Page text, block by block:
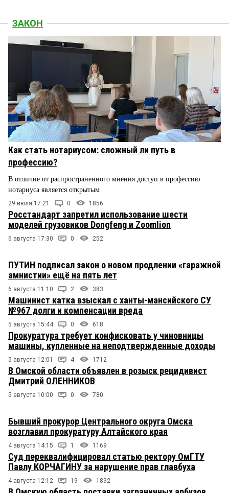
ЗАКОН
Как стать нотариусом: сложный ли путь в
профессию?
В отличие от распространенного мнения доступ в профессию
нотариуса является открытым
29 июля 17:21 0 1856
Росстандарт запретил использование шести
моделей грузовиков Dongfeng и Zoomlion
6 августа 17:30 0 252
ПУТИН подписал закон о новом продлении «гаражной
амнистии» ещё на пять лет
6 августа 11:10 2 383
Машинист катка взыскал с ханты-мансийского СУ
№967 долги и компенсации вреда
5 августа 15:44 0 618
Прокуратура требует конфисковать у чиновницы
машины, купленные на неподтвержденные доходы
5 августа 12:01 4 1712
В Омской области объявлен в розыск рецидивист
Дмитрий ОЛЕННИКОВ
5 августа 10:00 0 780
Бывший прокурор Центрального округа Омска
возглавил прокуратуру Алтайского края
4 августа 14:15 1 1169
Суд переквалифицировал статью ректору ОмГТУ
Павлу КОРЧАГИНУ за нарушение прав главбуха
4 августа 12:12 19 1892